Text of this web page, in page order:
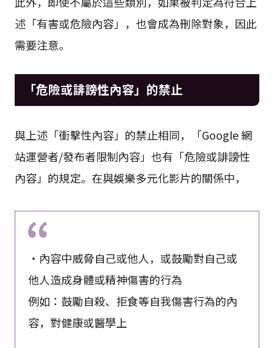
述「有害或危險內容」，也會成為刪除對象，因此
需要注意。
「危險或誹謗性內容」的禁止
與上述「衝擊性內容」的禁止相同，「Google 網
站運營者/發布者限制內容」也有「危險或誹謗性
內容」的規定。在與娛樂多元化影片的關係中，
・內容中威脅自己或他人，或鼓勵對自己或
他人造成身體或精神傷害的行為
例如：鼓勵自殺、拒食等自我傷害行為的內
容，對健康或醫學上